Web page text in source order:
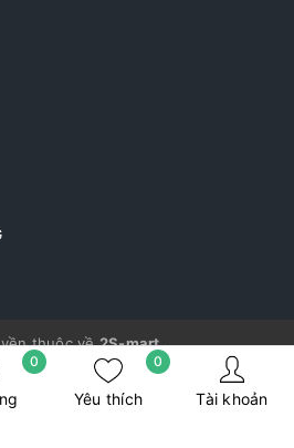
0
Yêu thích
0
Tài khoản
thuộc về2S-mart
cấp bởi
Sapo